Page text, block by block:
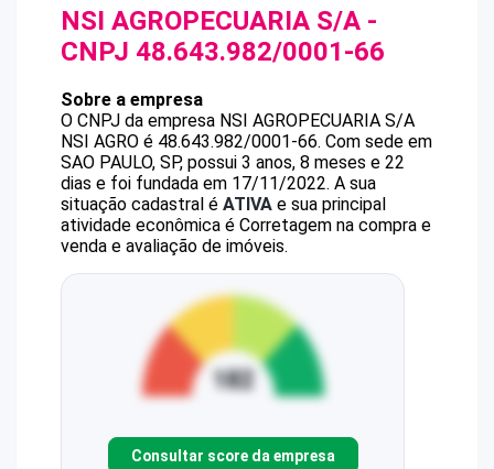
NSI AGROPECUARIA S/A -
CNPJ 48.643.982/0001-66
Sobre a empresa
O CNPJ da empresa NSI AGROPECUARIA S/A
NSI AGRO é 48.643.982/0001-66. Com sede em
SAO PAULO, SP, possui 3 anos, 8 meses e 22
dias e foi fundada em 17/11/2022. A sua
situação cadastral é ATIVA e sua principal
atividade econômica é Corretagem na compra e
venda e avaliação de imóveis.
Consultar score da empresa